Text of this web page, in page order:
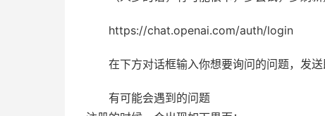
https://chat.openai.com/auth/login
在下方对话框输入你想要询问的问题，发
有可能会遇到的问题